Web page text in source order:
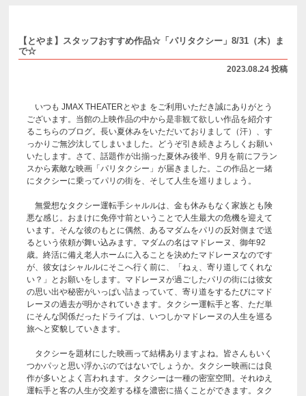
【とやま】スタッフおすすめ作品☆「パリタクシー」8/31（木）ま
で☆
2023.08.24 投稿
いつも JMAX THEATERとやま をご利用いただき誠にありがとう
ございます。当館の上映作品の中から是非観て欲しい作品を紹介す
るこちらのブログ。長い夏休みをいただいておりまして（汗）、す
っかりご無沙汰してしまいました。どうぞ引き続きよろしくお願い
いたします。さて、話題作が出揃った夏休み後半、9月を前にフラン
スから素敵な映画「パリタクシー」が届きました。この作品と一緒
にタクシーに乗ってパリの街を、そして人生を巡りましょう。
無愛想なタクシー運転手シャルルは、金も休みもなく家族とも険
悪な感じ。おまけに免停寸前ということで人生最大の危機を迎えて
います。そんな彼のもとに偶然、あるマダムをパリの反対側まで送
るという依頼が舞い込みます。マダムの名はマドレーヌ、御年92
歳。終活に備え老人ホームに入ることを決めたマドレーヌなのです
が、彼女はシャルルにそこへ行く前に、「ねぇ、寄り道してくれな
い？」とお願いをします。マドレーヌが過ごしたパリの街には彼女
の思い出や秘密がいっぱい詰まっていて、寄り道をするたびにマド
レーヌの過去が明かされていきます。タクシー運転手と客、ただ単
にそんな関係だったドライブは、いつしかマドレーヌの人生を巡る
旅へと変貌していきます。
タクシーを題材にした映画って結構ありますよね。皆さんもいく
つかパッと思い浮かぶのではないでしょうか。タクシー映画には良
作が多いとよく言われます。タクシーは一種の密室空間。それゆえ
運転手と客の人生が交差する様を濃密に描くことができます。タク